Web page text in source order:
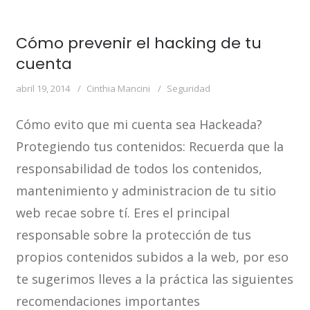
Cómo prevenir el hacking de tu
cuenta
abril 19, 2014 Cinthia Mancini Seguridad
Cómo evito que mi cuenta sea Hackeada?
Protegiendo tus contenidos: Recuerda que la
responsabilidad de todos los contenidos,
mantenimiento y administracion de tu sitio
web recae sobre tí. Eres el principal
responsable sobre la protección de tus
propios contenidos subidos a la web, por eso
te sugerimos lleves a la práctica las siguientes
recomendaciones importantes